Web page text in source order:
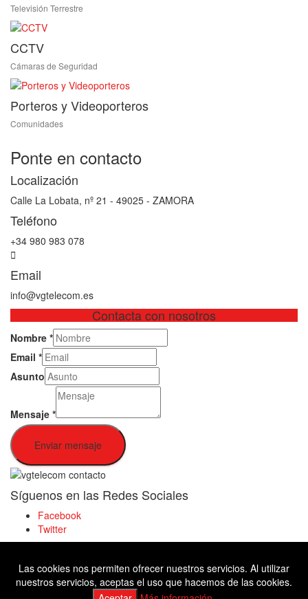
Televisión Terrestre
CCTV
Cámaras de Seguridad
Porteros y Videoporteros
Comunidades
Ponte en contacto
Localización
Calle La Lobata, nº 21 - 49025 - ZAMORA
Teléfono
+34 980 983 078
Email
info@vgtelecom.es
Contacta con nosotros
Nombre *
Email *
Asunto
Mensaje *
Enviar mensaje
Síguenos en las Redes Sociales
Facebook
Twitter
Facebook
Las cookies nos permiten ofrecer nuestros servicios. Al utilizar
nuestros servicios, aceptas el uso que hacemos de las cookies.